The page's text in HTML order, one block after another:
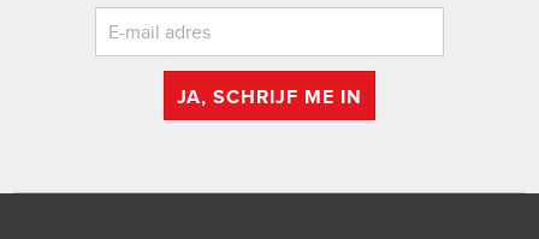
JA, SCHRIJF ME IN